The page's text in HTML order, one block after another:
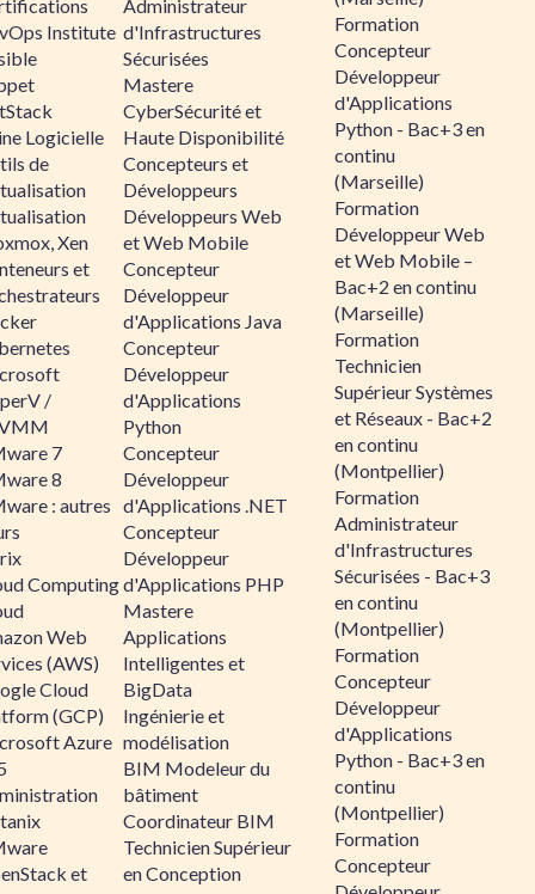
Institute
Logicielle
de
Xen
et
/
7
8
: autres
Computing
Web
(AWS)
Cloud
(GCP)
Azure
et
Administrateur
d'Infrastructures
Sécurisées
Mastere
CyberSécurité et
Haute Disponibilité
Concepteurs et
Développeurs
Développeurs Web
et Web Mobile
Concepteur
Développeur
d'Applications Java
Concepteur
Développeur
d'Applications
Python
Concepteur
Développeur
d'Applications .NET
Concepteur
Développeur
d'Applications PHP
Mastere
Applications
Intelligentes et
BigData
Ingénierie et
modélisation
BIM Modeleur du
bâtiment
Coordinateur BIM
Technicien Supérieur
en Conception
Formation
Concepteur
Développeur
d'Applications
Python - Bac+3 en
continu
(Marseille)
Formation
Développeur Web
et Web Mobile –
Bac+2 en continu
(Marseille)
Formation
Technicien
Supérieur Systèmes
et Réseaux - Bac+2
en continu
(Montpellier)
Formation
Administrateur
d'Infrastructures
Sécurisées - Bac+3
en continu
(Montpellier)
Formation
Concepteur
Développeur
d'Applications
Python - Bac+3 en
continu
(Montpellier)
Formation
Concepteur